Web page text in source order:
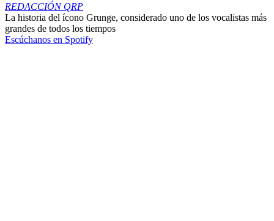
REDACCIÓN QRP
La historia del ícono Grunge, considerado uno de los vocalistas más
grandes de todos los tiempos
Escúchanos en Spotify